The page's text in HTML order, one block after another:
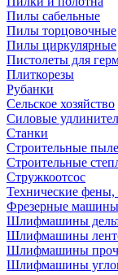
Пилы сабельные
Пилы торцовочные
Пилы циркулярные
Пистолеты для
Плиткорезы
Рубанки
Сельское хозяйство
Силовые
Станки
Строительные
Строительные
Стружкоотсос
Технические
Фрезерные машины
Шлифмашины
Шлифмашины
Шлифмашины
Шлифмашины